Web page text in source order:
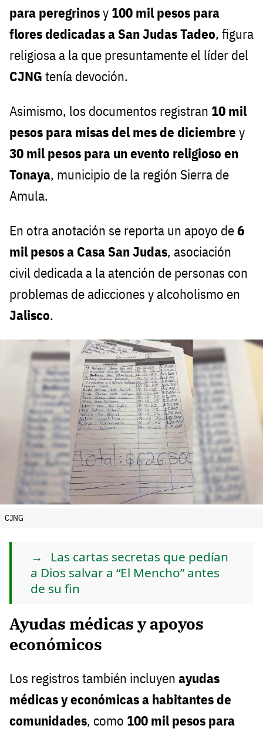
para peregrinosy 100 mil pesos para
flores dedicadas a San Judas Tadeo, figura
religiosa a la que presuntamente el líder del
CJNG tenía devoción.
Asimismo, los documentos registran 10 mil
pesos para misas del mes de diciembre y
30 mil pesos para un evento religioso en
Tonaya, municipio de la región Sierra de
Amula.
En otra anotación se reporta un apoyo de6
mil pesos a Casa San Judas, asociación
civil dedicada a la atención de personas con
problemas de adicciones y alcoholismo en
Jalisco.
CJNG
Las cartas secretas que pedían
a Dios salvar a “El Mencho” antes
de su fin
Ayudas médicas y apoyos
económicos
Los registros también incluyen ayudas
médicas y económicas a habitantes de
comunidades, como 100 mil pesos para